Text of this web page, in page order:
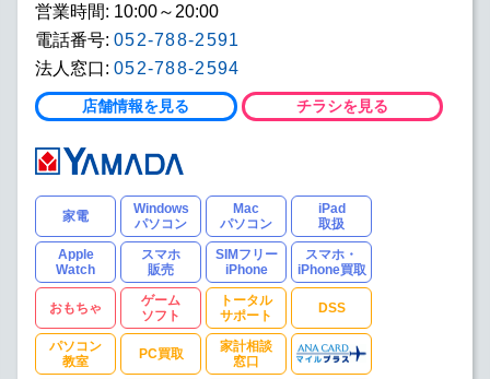
営業時間: 10:00～20:00
電話番号: 052-788-2591
法人窓口: 052-788-2594
店舗情報を見る チラシを見る
家電
Windows
パソコン
Mac
パソコン
iPad
取扱
Apple
Watch
スマホ
販売
SIMフリー
iPhone
スマホ・
iPhone買取
おもちゃ
ゲーム
ソフト
トータル
サポート
DSS
パソコン
教室
PC買取
家計相談
窓口